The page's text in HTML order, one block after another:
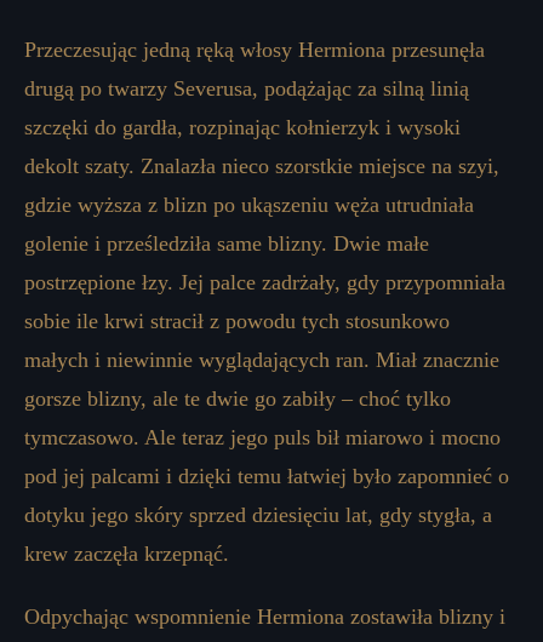
Przeczesując jedną ręką włosy Hermiona przesunęła
drugą po twarzy Severusa, podążając za silną linią
szczęki do gardła, rozpinając kołnierzyk i wysoki
dekolt szaty. Znalazła nieco szorstkie miejsce na szyi,
gdzie wyższa z blizn po ukąszeniu węża utrudniała
golenie i prześledziła same blizny. Dwie małe
postrzępione łzy. Jej palce zadrżały, gdy przypomniała
sobie ile krwi stracił z powodu tych stosunkowo
małych i niewinnie wyglądających ran. Miał znacznie
gorsze blizny, ale te dwie go zabiły – choć tylko
tymczasowo. Ale teraz jego puls bił miarowo i mocno
pod jej palcami i dzięki temu łatwiej było zapomnieć o
dotyku jego skóry sprzed dziesięciu lat, gdy stygła, a
krew zaczęła krzepnąć.
Odpychając wspomnienie Hermiona zostawiła blizny i